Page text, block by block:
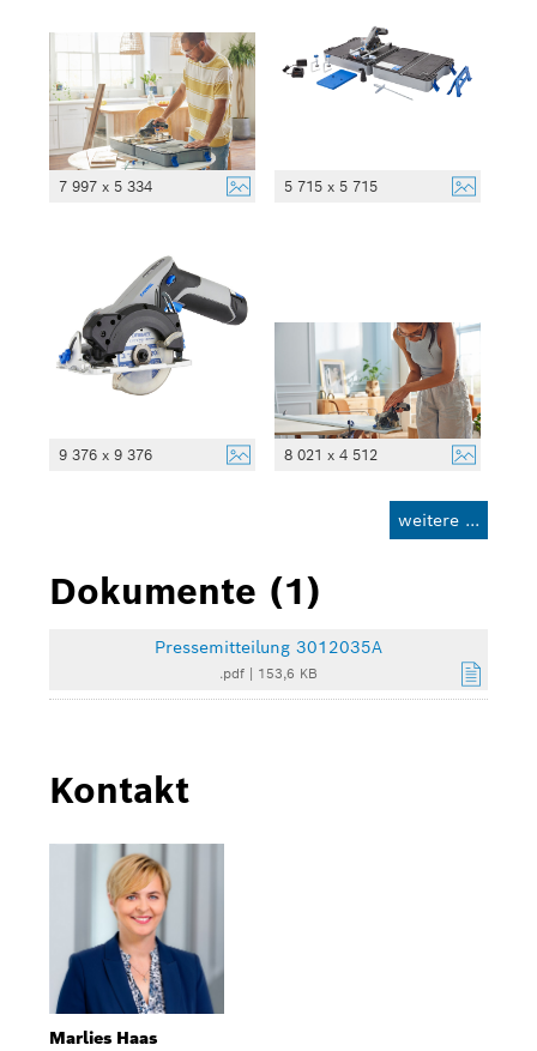
7 997 x 5 334 5 715 x 5 715
9 376 x 9 376 8 021 x 4 512
weitere ...
Dokumente (1)
Pressemitteilung 3012035A
.pdf 153,6 KB
Kontakt
Marlies Haas